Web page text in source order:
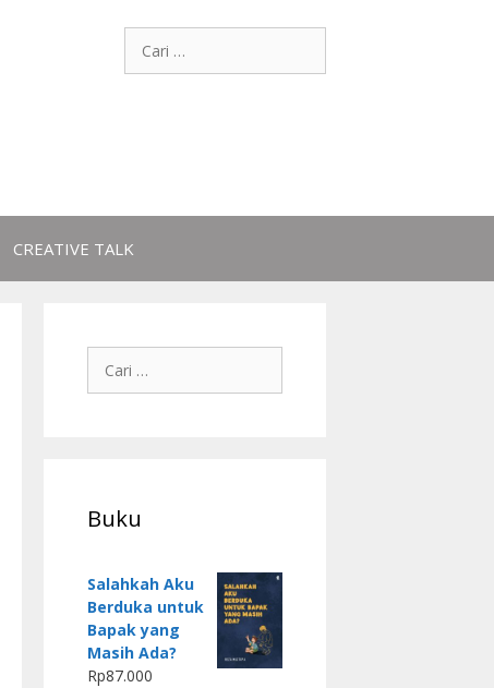
CREATIVE TALK
Buku
Salahkah Aku
Berduka untuk
Bapak yang
Masih Ada?
Rp87.000